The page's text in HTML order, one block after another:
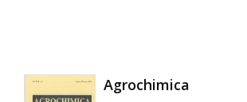
Agrochimica